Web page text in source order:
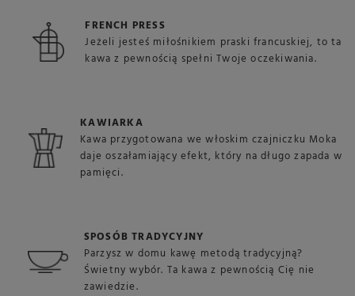
FRENCH PRESS
Jeżeli jesteś miłośnikiem praski francuskiej, to ta
kawa z pewnością spełni Twoje oczekiwania.
KAWIARKA
Kawa przygotowana we włoskim czajniczku Moka
daje oszałamiający efekt, który na długo zapada w
pamięci.
SPOSÓB TRADYCYJNY
Parzysz w domu kawę metodą tradycyjną?
Świetny wybór. Ta kawa z pewnością Cię nie
zawiedzie.